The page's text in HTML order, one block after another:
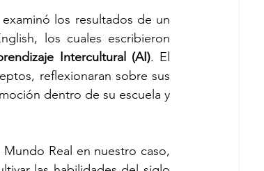
los resultados de un
los cuales escribieron
Intercultural (AI). El
reflexionaran sobre sus
dentro de su escuela y
Real en nuestro caso,